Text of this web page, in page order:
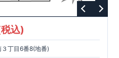
能評価‥‥評価を受けた図面通り
回チェックが行われま
、「現場の施工状況」を検査し
す。 ■全棟自社一貫体制!
、施工、営業が協力しあい、ベ
込)
丁目6番8(地番)